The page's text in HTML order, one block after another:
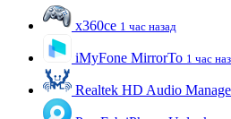
x360ce 1 час назад
iMyFone MirrorTo 1 час
Realtek HD Audio